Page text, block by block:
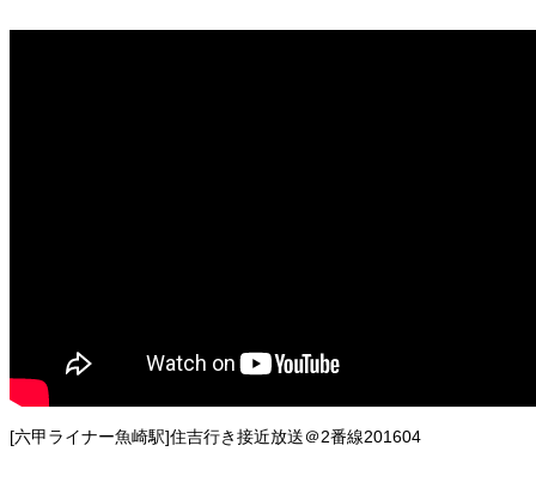
[六甲ライナー魚崎駅]住吉行き接近放送＠2番線201604